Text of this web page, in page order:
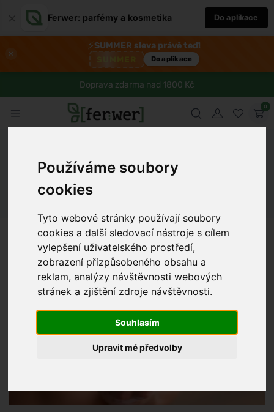
Používáme soubory
cookies
Tyto webové stránky používají soubory
cookies a další sledovací nástroje s cílem
vylepšení uživatelského prostředí,
zobrazení přizpůsobeného obsahu a
reklam, analýzy návštěvnosti webových
stránek a zjištění zdroje návštěvnosti.
Souhlasím
Upravit mé předvolby
Ferwer: parfémy a kosmetika Do aplikace
×
⚡SUMMER sleva právě teď!
Do aplikace
Doprava zdarma nad 1800 Kč
0
vašich nehtech
Tomáš Vařecha 7 min 28.12.2024